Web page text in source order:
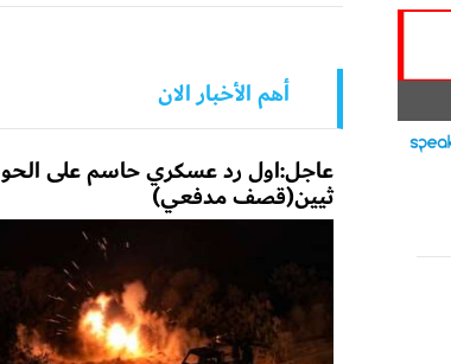
أهم الأخبار الان
عاجل:اول رد عسكري حاسم على الحو
ثيين(قصف مدفعي)